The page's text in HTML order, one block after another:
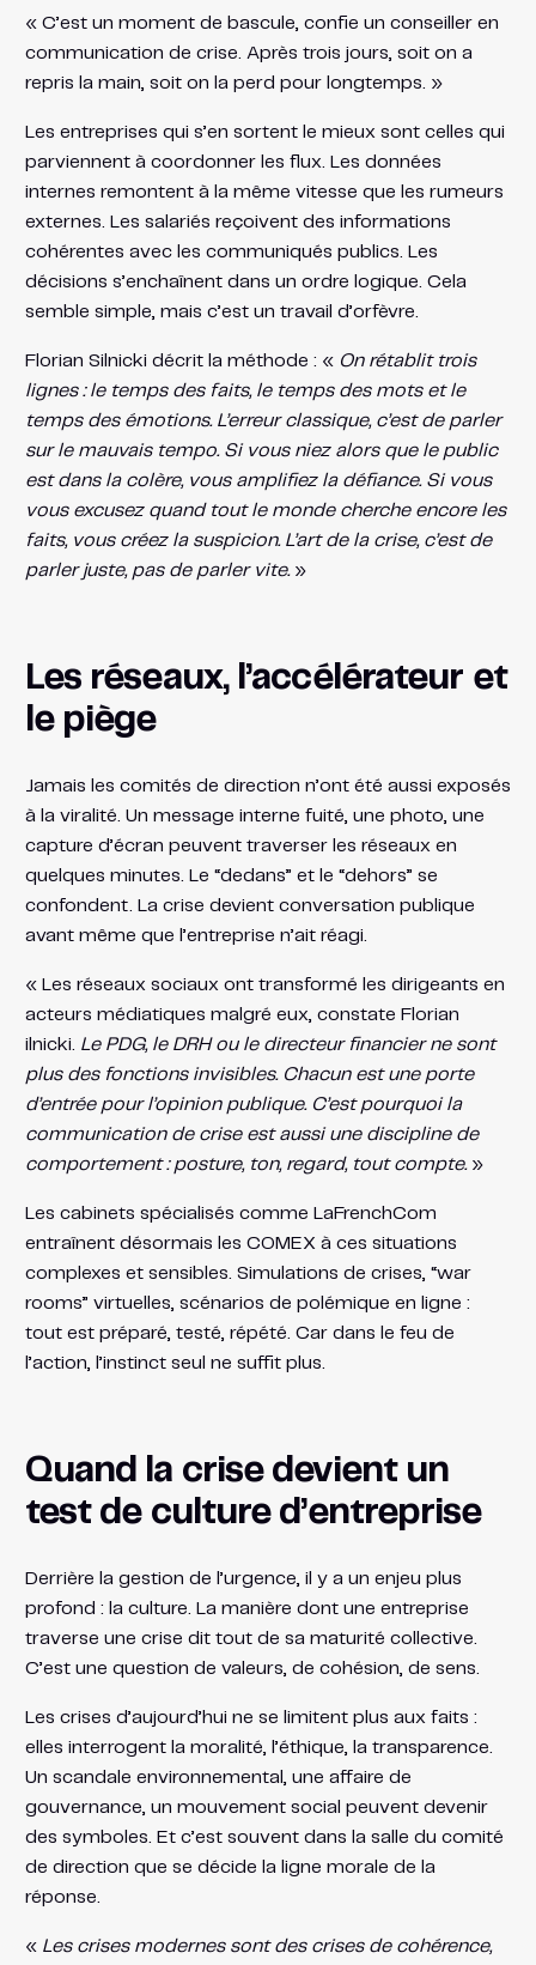
« C’est un moment de bascule, confie un conseiller en
communication de crise. Après trois jours, soit on a
repris la main, soit on la perd pour longtemps. »
Les entreprises qui s’en sortent le mieux sont celles qui
parviennent à coordonner les flux. Les données
internes remontent à la même vitesse que les rumeurs
externes. Les salariés reçoivent des informations
cohérentes avec les communiqués publics. Les
décisions s’enchaînent dans un ordre logique. Cela
semble simple, mais c’est un travail d’orfèvre.
Florian Silnicki décrit la méthode : « On rétablit trois
lignes : le temps des faits, le temps des mots et le
temps des émotions. L’erreur classique, c’est de parler
sur le mauvais tempo. Si vous niez alors que le public
est dans la colère, vous amplifiez la défiance. Si vous
vous excusez quand tout le monde cherche encore les
faits, vous créez la suspicion. L’art de la crise, c’est de
parler juste, pas de parler vite.»
Les réseaux, l’accélérateur et
le piège
Jamais les comités de direction n’ont été aussi exposés
à la viralité. Un message interne fuité, une photo, une
capture d’écran peuvent traverser les réseaux en
quelques minutes. Le “dedans” et le “dehors” se
confondent. La crise devient conversation publique
avant même que l’entreprise n’ait réagi.
« Les réseaux sociaux ont transformé les dirigeants en
acteurs médiatiques malgré eux, constate Florian
ilnicki. Le PDG, le DRH ou le directeur financier ne sont
plus des fonctions invisibles. Chacun est une porte
d’entrée pour l’opinion publique. C’est pourquoi la
communication de crise est aussi une discipline de
comportement : posture, ton, regard, tout compte.»
Les cabinets spécialisés comme LaFrenchCom
entraînent désormais les COMEX à ces situations
complexes et sensibles. Simulations de crises, “war
rooms” virtuelles, scénarios de polémique en ligne :
tout est préparé, testé, répété. Car dans le feu de
l’action, l’instinct seul ne suffit plus.
Quand la crise devient un
test de culture d’entreprise
Derrière la gestion de l’urgence, il y a un enjeu plus
profond : la culture. La manière dont une entreprise
traverse une crise dit tout de sa maturité collective.
C’est une question de valeurs, de cohésion, de sens.
Les crises d’aujourd’hui ne se limitent plus aux faits :
elles interrogent la moralité, l’éthique, la transparence.
Un scandale environnemental, une affaire de
gouvernance, un mouvement social peuvent devenir
des symboles. Et c’est souvent dans la salle du comité
de direction que se décide la ligne morale de la
réponse.
« Les crises modernes sont des crises de cohérence,